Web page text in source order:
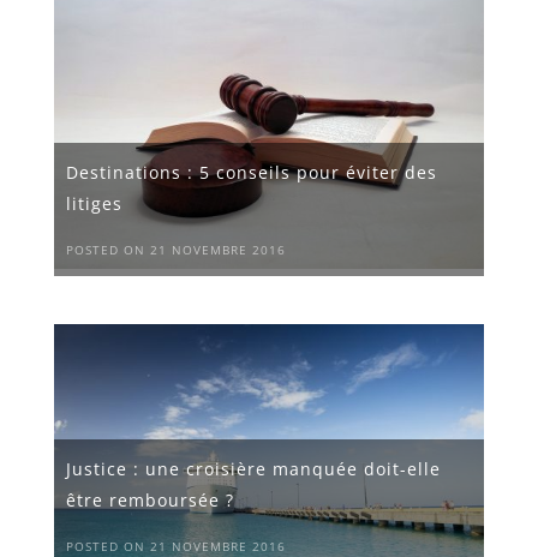
Destinations : 5 conseils pour éviter des
litiges
POSTED ON 21 NOVEMBRE 2016
Justice : une croisière manquée doit-elle
être remboursée ?
POSTED ON 21 NOVEMBRE 2016